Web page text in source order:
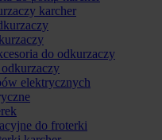
karcher
do odkurzaczy
elektrycznych
do froterki